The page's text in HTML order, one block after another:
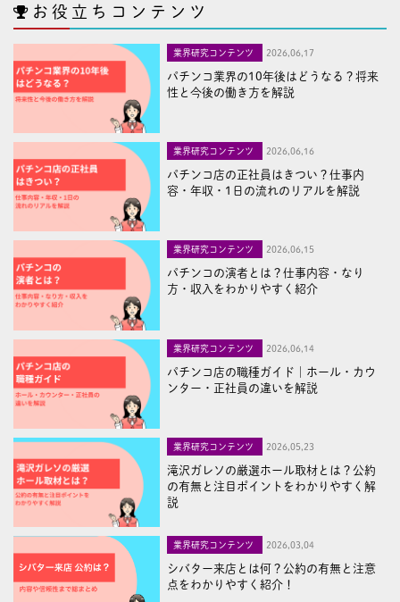
お役立ちコンテンツ
業界研究コンテンツ 2026,06,17
パチンコ業界の10年後はどうなる？将来
性と今後の働き方を解説
業界研究コンテンツ 2026,06,16
パチンコ店の正社員はきつい？仕事内
容・年収・1日の流れのリアルを解説
業界研究コンテンツ 2026,06,15
パチンコの演者とは？仕事内容・なり
方・収入をわかりやすく紹介
業界研究コンテンツ 2026,06,14
パチンコ店の職種ガイド｜ホール・カウ
ンター・正社員の違いを解説
業界研究コンテンツ 2026,05,23
滝沢ガレソの厳選ホール取材とは？公約
の有無と注目ポイントをわかりやすく解
説
業界研究コンテンツ 2026,03,04
シバター来店とは何？公約の有無と注意
点をわかりやすく紹介！